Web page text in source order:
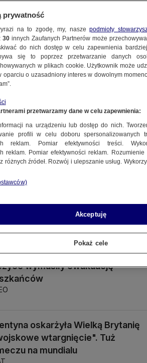
140 statków stoi w portach.
wywołał chaos
Argentyny mówił o "łysym
Międzynarodowy skandal
uwięziła kilkuset kierowców
wymusiły ewakuację
oskarżyła Wielką Brytanię
wtargnięcie". Tuż
na mundialu
prywatność
na to zgodę, my, naszepodmioty
30 innych Zaufanych Partnerów może
do nich dostęp w celu zapewnienia
się to poprzez przetwarzanie danych
w plikach cookie. Użytkownik może
oparciu o uzasadniony interes w dowolnym
przetwarzamy dane w celu zapewnienia:
na urządzeniu lub dostęp do nich.
profili w celu doboru spersonalizowanych
reklam. Pomiar efektywności treści.
reklam. Pomiar efektywności reklam.
różnych źródeł. Rozwój i ulepszanie usług.
Akceptuję
Pokaż cele